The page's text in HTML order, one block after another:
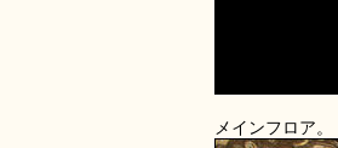
メインフロア。